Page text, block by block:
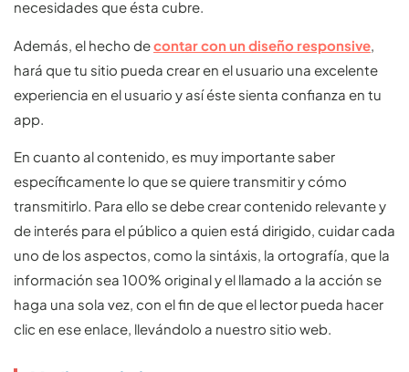
necesidades que ésta cubre.
Además, el hecho decontar con un diseño responsive,
hará que tu sitio pueda crear en el usuario una excelente
experiencia en el usuario y así éste sienta confianza en tu
app.
En cuanto al contenido, es muy importante saber
específicamente lo que se quiere transmitir y cómo
transmitirlo. Para ello se debe crear contenido relevante y
de interés para el público a quien está dirigido, cuidar cada
uno de los aspectos, como la sintáxis, la ortografía, que la
información sea 100% original y el llamado a la acción se
haga una sola vez, con el fin de que el lector pueda hacer
clic en ese enlace, llevándolo a nuestro sitio web.